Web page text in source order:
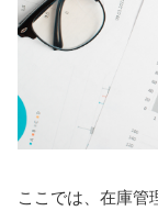
ここでは、在庫管